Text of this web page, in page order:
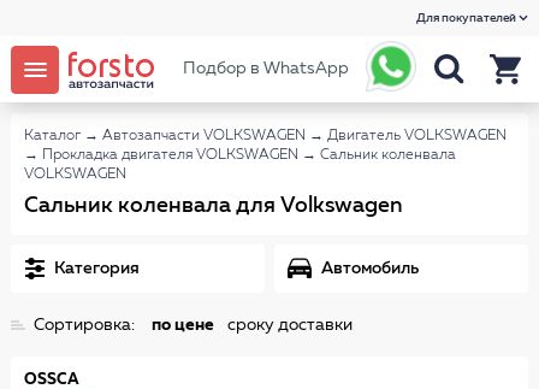
Для покупателей
Подбор в WhatsApp
Каталог → Автозапчасти VOLKSWAGEN → Двигатель VOLKSWAGEN
→
Прокладка двигателя VOLKSWAGEN → Сальник коленвала
VOLKSWAGEN
Сальник коленвала для Volkswagen
Категория Автомобиль
Сортировка: по цене сроку доставки
OSSCA